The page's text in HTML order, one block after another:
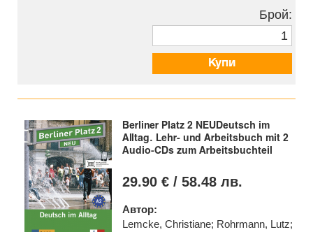
Брой:
Купи
Berliner Platz 2 NEUDeutsch im
Alltag. Lehr- und Arbeitsbuch mit 2
Audio-CDs zum Arbeitsbuchteil
29.90 € / 58.48 лв.
Автор:
Lemcke, Christiane; Rohrmann, Lutz;